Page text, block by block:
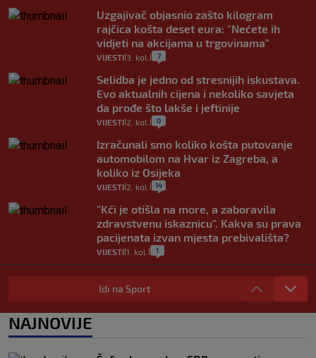
Uzgajivač objasnio zašto kilogram
rajčica košta deset eura: "Nećete ih
vidjeti na akcijama u trgovinama"
VIJESTI 3. kol. 7
Selidba je jedno od stresnijih iskustava.
Evo aktualnih cijena i nekoliko savjeta
da prođe što lakše i jeftinije
VIJESTI 2. kol. 0
Izračunali smo koliko košta putovanje
automobilom na Hvar iz Zagreba, a
koliko iz Osijeka
VIJESTI 2. kol. 14
"Kći je otišla na more, a zaboravila
zdravstvenu iskaznicu". Kakva su prava
pacijenata izvan mjesta prebivališta?
VIJESTI 1. kol. 1
Provjerili smo "što ćemo onda" ako
Plenković na 15 dana ukine mjere: "Ne bi
se dogodilo ništa. Vlada se zaljubila u te
intervencije"
Analitičar o Mostu: Oni su u yin-yang
Idi na Sport
NAJNOVIJE